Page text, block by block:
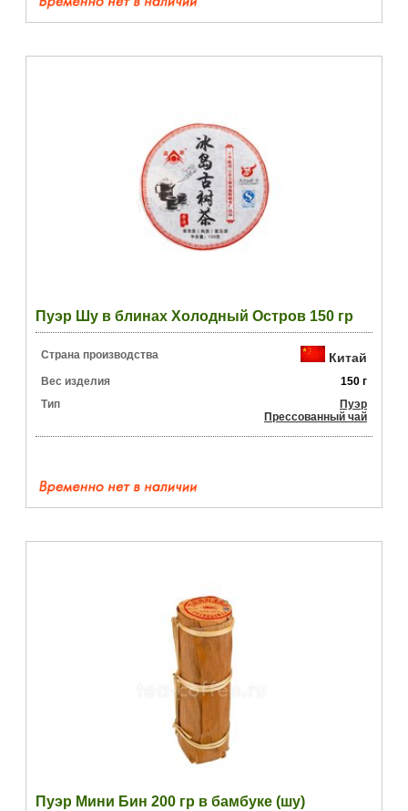
Пуэр Шу в блинах Холодный Остров 150 гр
Страна производства Китай
Вес изделия
150 г
Тип
Пуэр
Прессованный чай
Пуэр Мини Бин 200 гр в бамбуке (шу)